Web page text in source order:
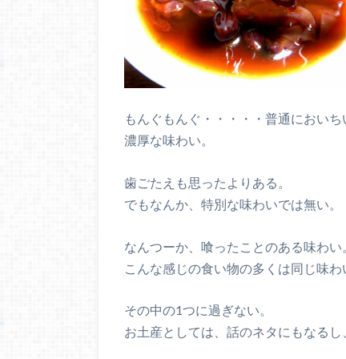
もんぐもんぐ・・・・・普通においち
濃厚な味わい。
歯ごたえも思ったよりある。
でもなんか、特別な味わいでは無い。
なんつーか、喰ったことのある味わい
こんな感じの食い物の多くは同じ味わ
その中の1つに過ぎない。
お土産としては、話のネタにもなるし